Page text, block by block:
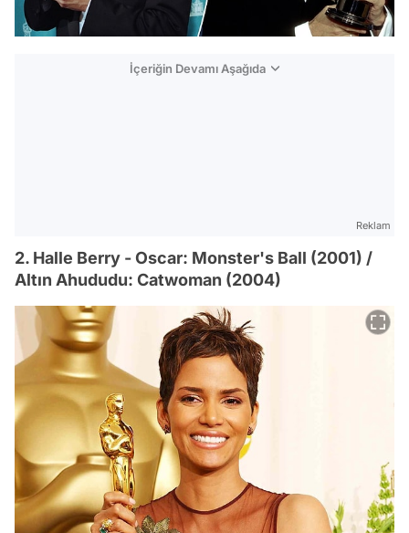
İçeriğin Devamı Aşağıda
Reklam
2. Halle Berry - Oscar: Monster's Ball (2001) /
Altın Ahududu: Catwoman (2004)